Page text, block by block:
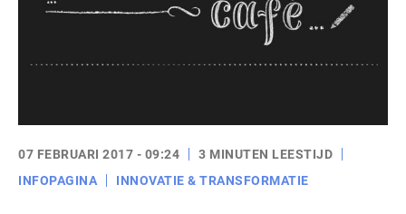
07 FEBRUARI 2017 - 09:24
3 MINUTEN LEESTIJD
INFOPAGINA
INNOVATIE & TRANSFORMATIE